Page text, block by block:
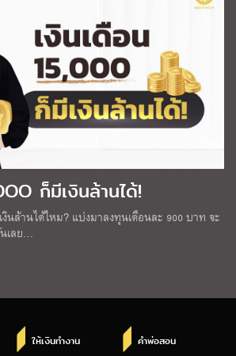
ก็มีเงินล้านได้!
งินล้านได้ไหม? แบ่งมาลงทุนเดือนละ 900 บาท จะ
เลย…
ให้เงินทำงาน คำพ่อสอน